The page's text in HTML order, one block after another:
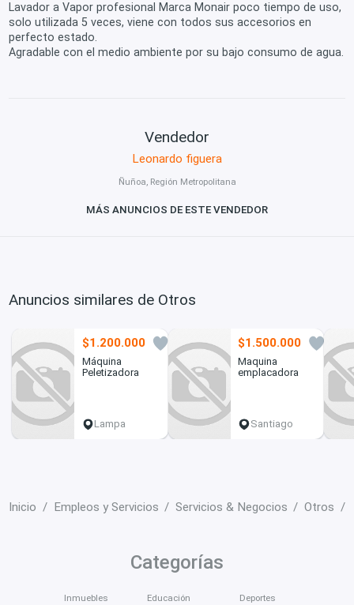
Lavador a Vapor profesional Marca Monair poco tiempo de uso,
solo utilizada 5 veces, viene con todos sus accesorios en
perfecto estado.
Agradable con el medio ambiente por su bajo consumo de agua.
Vendedor
Leonardo figuera
Ñuñoa, Región Metropolitana
MÁS ANUNCIOS DE ESTE VENDEDOR
Anuncios similares de Otros
$1.200.000
Máquina
Peletizadora
Lampa
$1.500.000
Maquina
emplacadora
Santiago
Inicio Empleos y Servicios Servicios & Negocios Otros
Categorías
Inmuebles Educación Deportes